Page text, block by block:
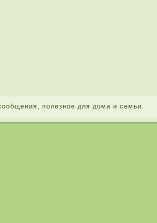
поле­зное для дома и семьи.